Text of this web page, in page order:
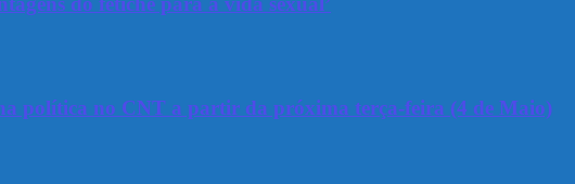
política no CNT a partir da próxima terça-feira (4 de Maio)